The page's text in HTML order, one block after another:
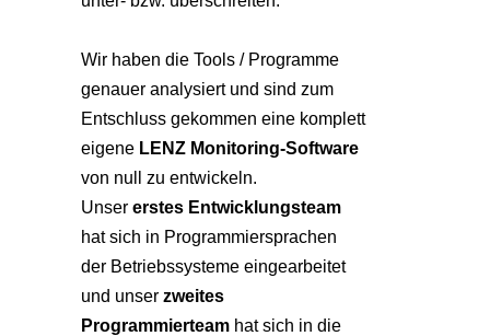
Wir haben die Tools / Programme
genauer analysiert und sind zum
Entschluss gekommen eine komplett
eigene LENZ Monitoring-Software
von null zu entwickeln.
Unser erstes Entwicklungsteam
hat sich in Programmiersprachen
der Betriebssysteme eingearbeitet
und unser zweites
Programmierteam hat sich in die